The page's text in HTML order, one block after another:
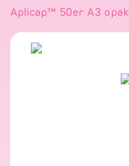
Aplicap™ 50er A3 opak